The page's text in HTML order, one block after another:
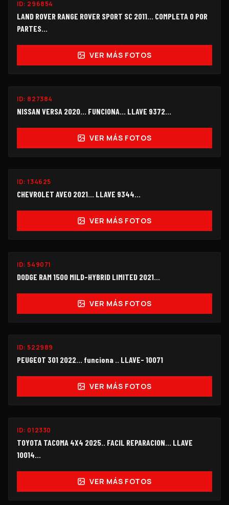
ID: 296854
LAND ROVER RANGE ROVER SPORT SC 2011… COMPLETA O POR
PARTES...
VER MÁS FOTOS
ID: 827384
NISSAN VERSA 2020... FUNCIONA… LLAVE 9372...
VER MÁS FOTOS
ID:134625
CHEVROLET AVEO 2021... LLAVE 9344…
VER MÁS FOTOS
ID: 549071
DODGE RAM 1500 MILD-HYBRID LIMITED 2021...
VER MÁS FOTOS
ID: 522989
PEUGEOT 301 2022... funciona .. LLAVE- 10071
VER MÁS FOTOS
ID: 012330
TOYOTA TACOMA 4X4 2025.. FACIL REPARACION... LLAVE
10014...
VER MÁS FOTOS